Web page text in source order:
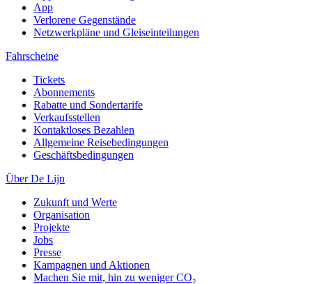
App
Verlorene Gegenstände
Netzwerkpläne und Gleiseinteilungen
Fahrscheine
Tickets
Abonnements
Rabatte und Sondertarife
Verkaufsstellen
Kontaktloses Bezahlen
Allgemeine Reisebedingungen
Geschäftsbedingungen
Über De Lijn
Zukunft und Werte
Organisation
Projekte
Jobs
Presse
Kampagnen und Aktionen
Machen Sie mit, hin zu weniger CO₂